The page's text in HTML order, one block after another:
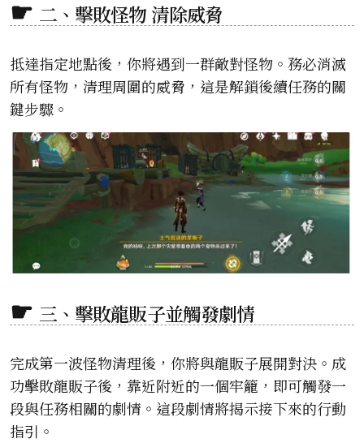
二、擊敗怪物 清除威脅
抵達指定地點後，你將遇到一群敵對怪物。務必消滅
所有怪物，清理周圍的威脅，這是解鎖後續任務的關
鍵步驟。
三、擊敗龍販子並觸發劇情
完成第一波怪物清理後，你將與龍販子展開對決。成
功擊敗龍販子後，靠近附近的一個牢籠，即可觸發一
段與任務相關的劇情。這段劇情將揭示接下來的行動
指引。